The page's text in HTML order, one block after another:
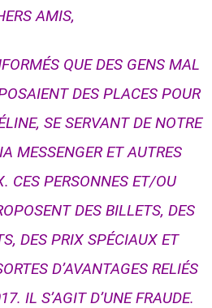
AMIS,
QUE DES GENS MAL
DES PLACES POUR
SE SERVANT DE NOTRE
MESSENGER ET AUTRES
CES PERSONNES ET/OU
DES BILLETS, DES
DES PRIX SPÉCIAUX ET
D’AVANTAGES RELIÉS
IL S’AGIT D’UNE FRAUDE.